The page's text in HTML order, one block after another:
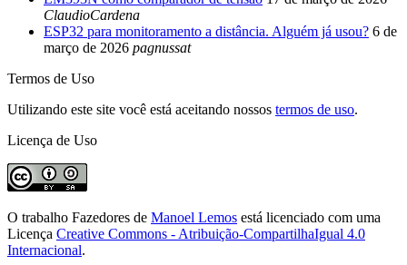
ClaudioCardena
ESP32 para monitoramento a distância. Alguém já usou? 6 de
março de 2026 pagnussat
Termos de Uso
Utilizando este site você está aceitando nossos termos de uso.
Licença de Uso
O trabalho Fazedores de Manoel Lemos está licenciado com uma
Licença Creative Commons - Atribuição-CompartilhaIgual 4.0
Internacional.